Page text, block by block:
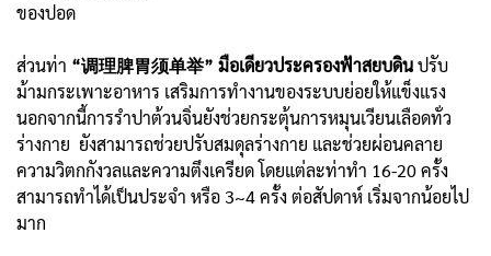
ของปอด
ส่วนท่า “调理脾胃须单举” มือเดียวประครองฟ้าสยบดินปรับ
ม้ามกระเพาะอาหาร เสริมการทำงานของระบบย่อยให้แข็งแรง
นอกจากนี้การรำปาต้วนจิ่นยังช่วยกระตุ้นการหมุนเวียนเลือดทั่ว
ร่างกาย ยังสามารถช่วยปรับสมดุลร่างกาย และช่วยผ่อนคลาย
ความวิตกกังวลและความตึงเครียด โดยแต่ละท่าทำ 16-20 ครั้ง
สามารถทำได้เป็นประจำ หรือ 3~4 ครั้ง ต่อสัปดาห์ เริ่มจากน้อยไป
มาก